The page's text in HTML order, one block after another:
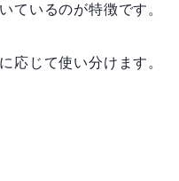
ているのが特徴です。
応じて使い分けます。